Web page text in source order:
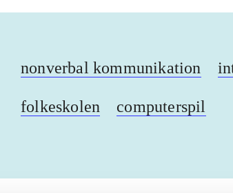
nonverbal kommunikation
folkeskolen computerspil